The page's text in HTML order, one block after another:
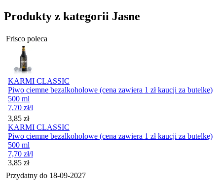
Produkty z kategorii Jasne
Frisco poleca
KARMI CLASSIC
Piwo ciemne bezalkoholowe (cena zawiera 1 zł kaucji za butelkę)
500 ml
7,70 zł/l
Cena
3,85 zł
KARMI CLASSIC
Piwo ciemne bezalkoholowe (cena zawiera 1 zł kaucji za butelkę)
500 ml
7,70 zł/l
Cena
3,85 zł
Przydatny do 18-09-2027